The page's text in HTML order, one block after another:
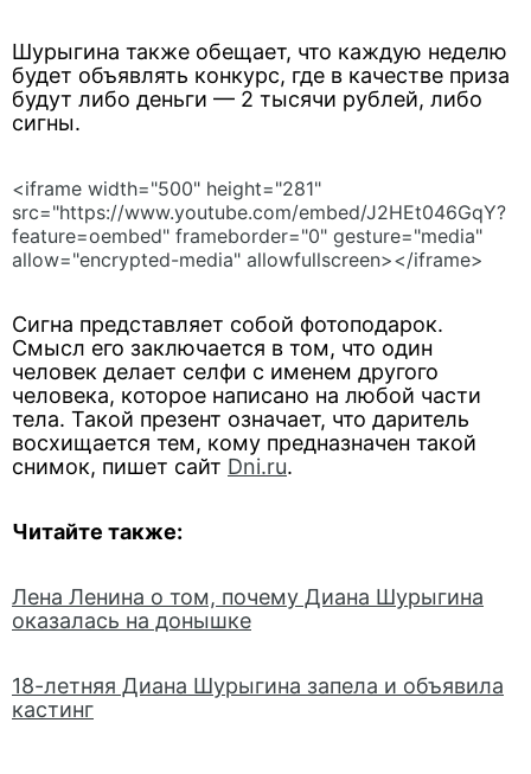
Шурыгина также обещает, что каждую неделю
будет объявлять конкурс, где в качестве приза
будут либо деньги — 2 тысячи рублей, либо
сигны.
<iframe width="500" height="281"
src="https://www.youtube.com/embed/J2HEt046GqY?
feature=oembed" frameborder="0" gesture="media"
allow="encrypted-media" allowfullscreen></iframe>
Сигна представляет собой фотоподарок.
Смысл его заключается в том, что один
человек делает селфи с именем другого
человека, которое написано на любой части
тела. Такой презент означает, что даритель
восхищается тем, кому предназначен такой
снимок, пишет сайт Dni.ru.
Читайте также:
Лена Ленина о том, почему Диана Шурыгина
оказалась на донышке
18-летняя Диана Шурыгина запела и объявила
кастинг